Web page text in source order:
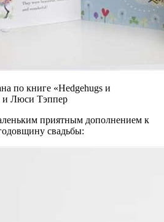
по книге «Hedgehugs и
и Люси Тэппер
приятным дополнением к
свадьбы: